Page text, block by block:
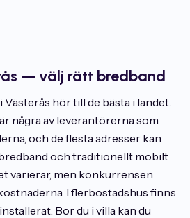
— välj rätt bredband
hör till de bästa i landet.
några av leverantörerna som
och de flesta adresser kan
och traditionellt mobilt
varierar, men konkurrensen
I flerbostadshus finns
Bor du i villa kan du